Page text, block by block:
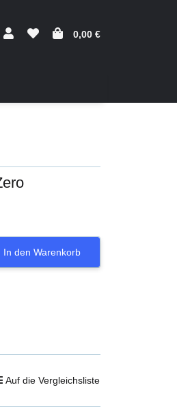
0,00 €
In den Warenkorb
Auf die Vergleichsliste